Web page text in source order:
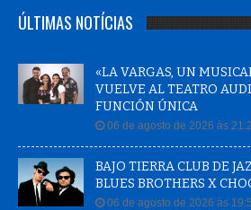
ÚLTIMAS NOTÍCIAS
«LA VARGAS, UN
VUELVE AL TEATRO
FUNCIÓN ÚNICA
06 de agosto de 2026 às
BAJO TIERRA CLUB DE
BLUES BROTHERS X
06 de agosto de 2026 às